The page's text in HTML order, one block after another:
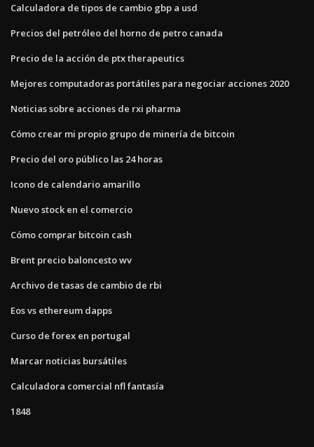
Calculadora de tipos de cambio gbp a usd
Precios del petróleo del horno de petro canada
Precio de la acción de ptx therapeutics
Mejores computadoras portátiles para negociar acciones 2020
Noticias sobre acciones de rxi pharma
Cómo crear mi propio grupo de minería de bitcoin
Precio del oro público las 24 horas
Icono de calendario amarillo
Nuevo stock en el comercio
Cómo comprar bitcoin cash
Brent precio baloncesto wv
Archivo de tasas de cambio de rbi
Eos vs ethereum dapps
Curso de forex en portugal
Marcar noticias bursátiles
Calculadora comercial nfl fantasía
1848